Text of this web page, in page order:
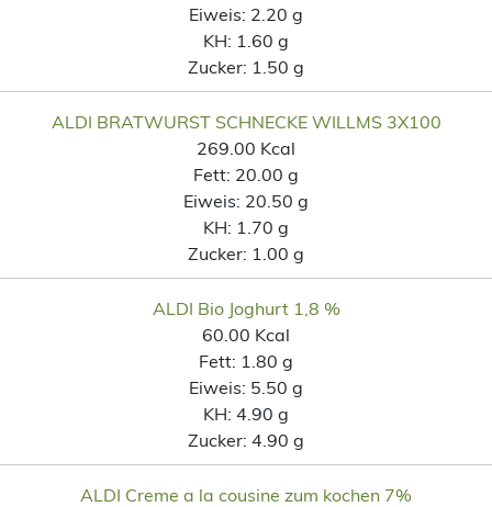
Eiweis: 2.20 g
KH: 1.60 g
Zucker: 1.50 g
ALDI BRATWURST SCHNECKE WILLMS 3X100
269.00 Kcal
Fett: 20.00 g
Eiweis: 20.50 g
KH: 1.70 g
Zucker: 1.00 g
ALDI Bio Joghurt 1,8 %
60.00 Kcal
Fett: 1.80 g
Eiweis: 5.50 g
KH: 4.90 g
Zucker: 4.90 g
ALDI Creme a la cousine zum kochen 7%